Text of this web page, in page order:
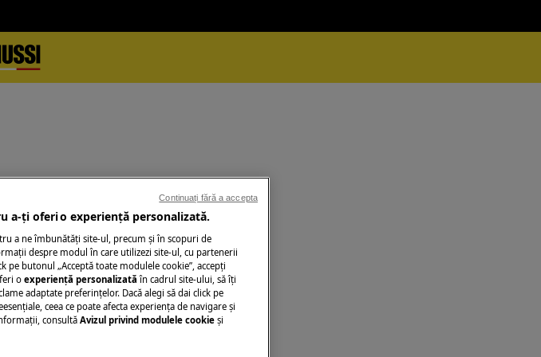
de
le
a-ţi oferi o experienţă personalizată.
a ne îmbunătăţi site-ul, precum și în scopuri de
despre modul în care utilizezi site-ul, cu partenerii
pe butonul „Acceptă toate modulele cookie”, accepţi
o experienţă personalizată în cadrul site-ului, să îţi
adaptate preferinţelor. Dacă alegi să dai click pe
ceea ce poate afecta experienţa de navigare și
consultă Avizul privind modulele cookie și
Continuați fără a accepta